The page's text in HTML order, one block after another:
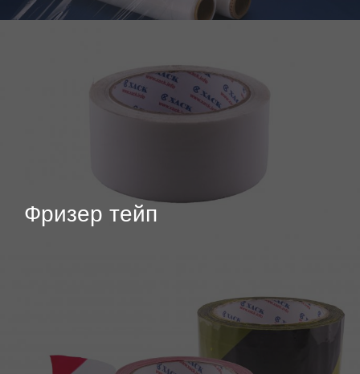
Фризер тейп